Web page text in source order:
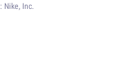
Nike, Inc.